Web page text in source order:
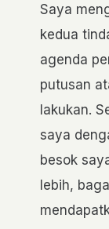
Saya
kedua
agenda
putusan
lakukan.
saya
besok
lebih,